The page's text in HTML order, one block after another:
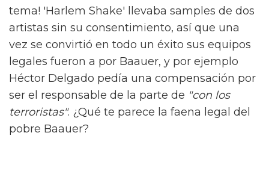
tema! 'Harlem Shake' llevaba samples de dos
artistas sin su consentimiento, así que una
vez se convirtió en todo un éxito sus equipos
legales fueron a por Baauer, y por ejemplo
Héctor Delgado pedía una compensación por
ser el responsable de la parte de "con los
terroristas". ¿Qué te parece la faena legal del
pobre Baauer?